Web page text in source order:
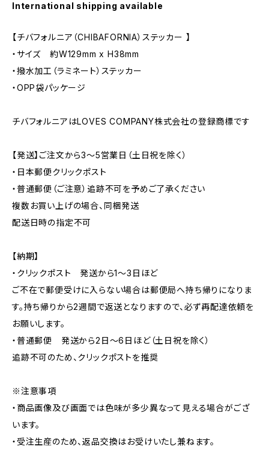
International shipping available
【チバフォルニア（CHIBAFORNIA）ステッカー 】
・サイズ 約W129mm x H38mm
・撥水加工（ラミネート）ステッカー
・OPP袋パッケージ
チバフォルニアはLOVES COMPANY株式会社の登録商標です
【発送】ご注文から3〜5営業日（土日祝を除く）
・日本郵便クリックポスト
・普通郵便（ご注意）追跡不可を予めご了承ください
複数お買い上げの場合、同梱発送
配送日時の指定不可
【納期】
・クリックポスト 発送から1〜3日ほど
ご不在で郵便受けに入らない場合は郵便局へ持ち帰りになりま
す。持ち帰りから2週間で返送となりますので、必ず再配達依頼を
お願いします。
・普通郵便 発送から2日〜6日ほど（土日祝を除く）
追跡不可のため、クリックポストを推奨
※注意事項
・商品画像及び画面では色味が多少異なって見える場合がござ
います。
・受注生産のため、返品交換はお受けいたし兼ねます。